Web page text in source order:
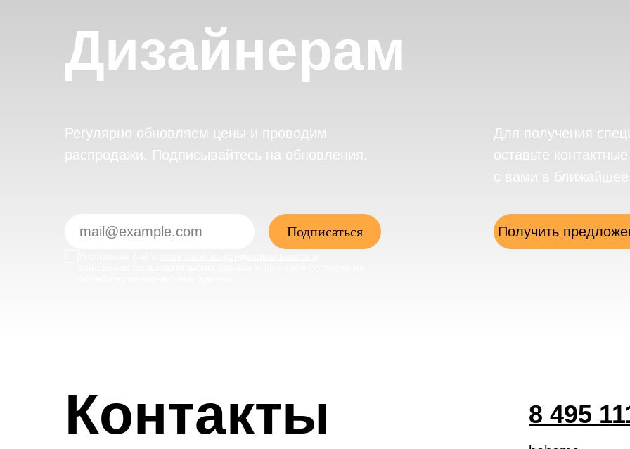
Дизайнерам
Регулярно обновляем цены и проводим
распродажи. Подписывайтесь на обновления.
Подписаться
Для получения
оставьте
с вами в
Получить
Контакты 8 495